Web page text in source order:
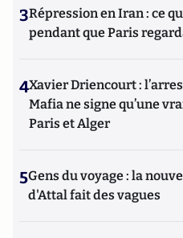
3Répression en Iran : ce
pendant que Paris
4Xavier Driencourt :
Mafia ne signe qu’une
Paris et Alger
5Gens du voyage : la
d'Attal fait des vagues